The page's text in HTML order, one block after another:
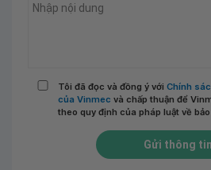
Tôi đã đọc và đồng ý với Chính
của Vinmec và chấp thuận để
theo quy định của pháp luật về bảo
Gửi thông tin